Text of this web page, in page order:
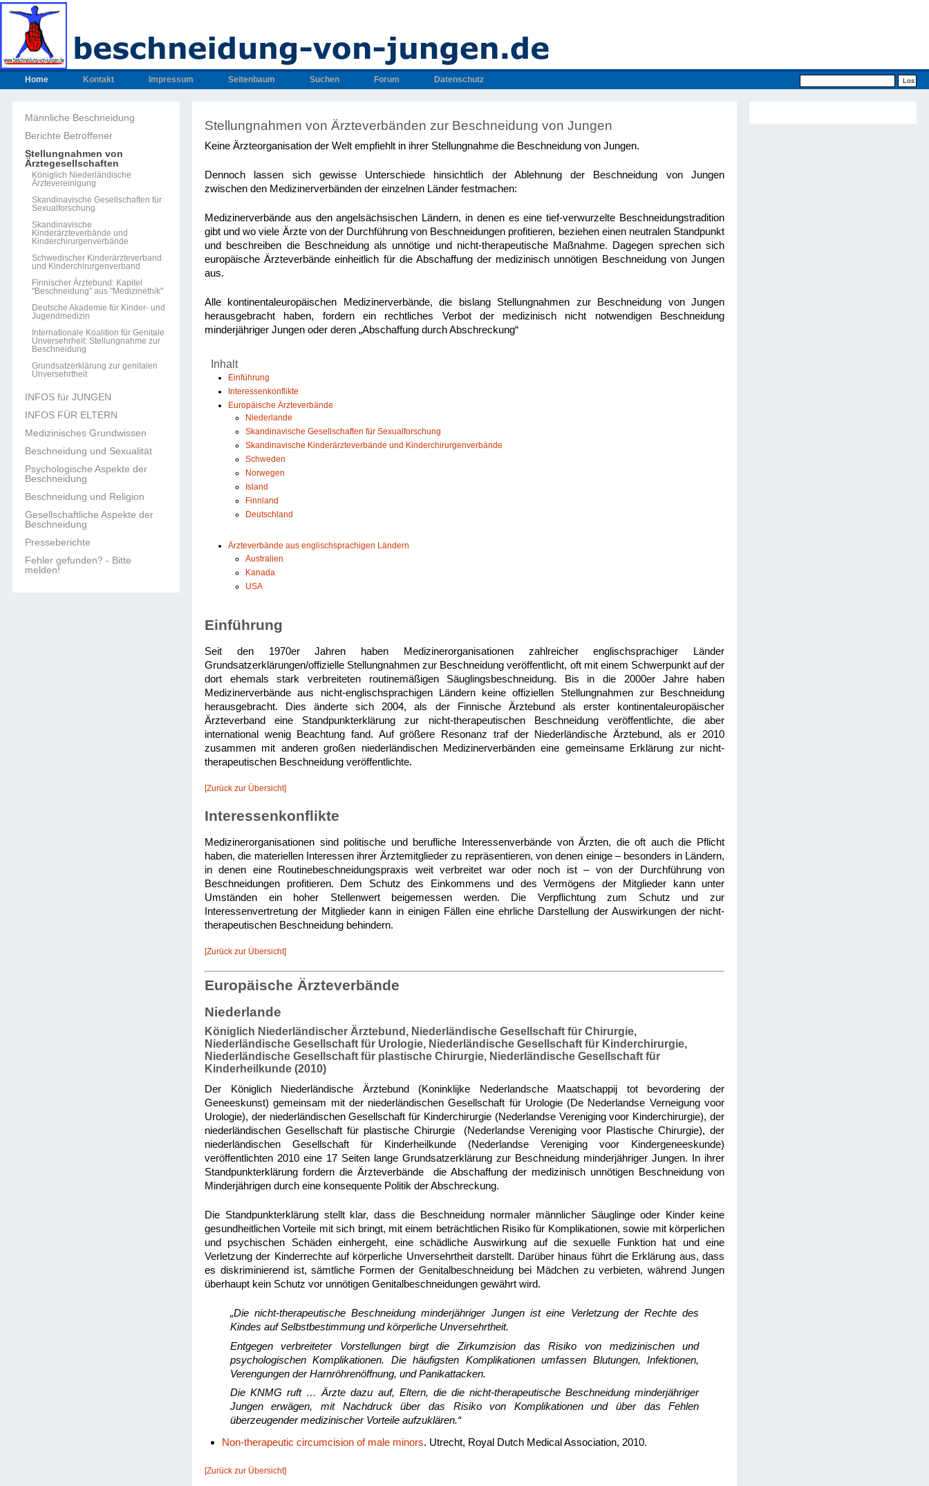
Home Kontakt Impressum Seitenbaum Suchen Forum Datenschutz
Männliche Beschneidung
Berichte Betroffener
Stellungnahmen von
Ärztegesellschaften
Königlich Niederländische
Ärztevereinigung
Skandinavische Gesellschaften für
Sexualforschung
Skandinavische
Kinderärzteverbände und
Kinderchirurgenverbände
Schwedischer Kinderärzteverband
und Kinderchirurgenverband
Finnischer Ärztebund: Kapitel
"Beschneidung" aus "Medizinethik"
Deutsche Akademie für Kinder- und
Jugendmedizin
Internationale Koalition für Genitale
Unversehrheit: Stellungnahme zur
Beschneidung
Grundsatzerklärung zur genitalen
Unversehrtheit
INFOS für JUNGEN
INFOS FÜR ELTERN
Medizinisches Grundwissen
Beschneidung und Sexualität
Psychologische Aspekte der
Beschneidung
Beschneidung und Religion
Gesellschaftliche Aspekte der
Beschneidung
Presseberichte
Fehler gefunden? - Bitte
melden!
Stellungnahmen von Ärzteverbänden zur Beschneidung von Jungen
Keine Ärzteorganisation der Welt empfiehlt in ihrer Stellungnahme die Beschneidung von Jungen.
Dennoch lassen sich gewisse Unterschiede hinsichtlich der Ablehnung der Beschneidung von Jungen
zwischen den Medizinerverbänden der einzelnen Länder festmachen:
Medizinerverbände aus den angelsächsischen Ländern, in denen es eine tief-verwurzelte Beschneidungstradition
gibt und wo viele Ärzte von der Durchführung von Beschneidungen profitieren, beziehen einen neutralen Standpunkt
und beschreiben die Beschneidung als unnötige und nicht-therapeutische Maßnahme. Dagegen sprechen sich
europäische Ärzteverbände einheitlich für die Abschaffung der medizinisch unnötigen Beschneidung von Jungen
aus.
Alle kontinentaleuropäischen Medizinerverbände, die bislang Stellungnahmen zur Beschneidung von Jungen
herausgebracht haben, fordern ein rechtliches Verbot der medizinisch nicht notwendigen Beschneidung
minderjähriger Jungen oder deren „Abschaffung durch Abschreckung“
Inhalt
Einführung
Interessenkonflikte
Europäische Ärzteverbände
Niederlande
Skandinavische Gesellschaften für Sexualforschung
Skandinavische Kinderärzteverbände und Kinderchirurgenverbände
Schweden
Norwegen
Island
Finnland
Deutschland
Ärzteverbände aus englischsprachigen Ländern
Australien
Kanada
USA
Einführung
Seit den 1970er Jahren haben Medizinerorganisationen zahlreicher englischsprachiger Länder
Grundsatzerklärungen/offizielle Stellungnahmen zur Beschneidung veröffentlicht, oft mit einem Schwerpunkt auf der
dort ehemals stark verbreiteten routinemäßigen Säuglingsbeschneidung. Bis in die 2000er Jahre haben
Medizinerverbände aus nicht-englischsprachigen Ländern keine offiziellen Stellungnahmen zur Beschneidung
herausgebracht. Dies änderte sich 2004, als der Finnische Ärztebund als erster kontinentaleuropäischer
Ärzteverband eine Standpunkterklärung zur nicht-therapeutischen Beschneidung veröffentlichte, die aber
international wenig Beachtung fand. Auf größere Resonanz traf der Niederländische Ärztebund, als er 2010
zusammen mit anderen großen niederländischen Medizinerverbänden eine gemeinsame Erklärung zur nicht-
therapeutischen Beschneidung veröffentlichte.
[Zurück zur Übersicht]
Interessenkonflikte
Medizinerorganisationen sind politische und berufliche Interessenverbände von Ärzten, die oft auch die Pflicht
haben, die materiellen Interessen ihrer Ärztemitglieder zu repräsentieren, von denen einige – besonders in Ländern,
in denen eine Routinebeschneidungspraxis weit verbreitet war oder noch ist – von der Durchführung von
Beschneidungen profitieren. Dem Schutz des Einkommens und des Vermögens der Mitglieder kann unter
Umständen ein hoher Stellenwert beigemessen werden. Die Verpflichtung zum Schutz und zur
Interessenvertretung der Mitglieder kann in einigen Fällen eine ehrliche Darstellung der Auswirkungen der nicht-
therapeutischen Beschneidung behindern.
[Zurück zur Übersicht]
Europäische Ärzteverbände
Niederlande
Königlich Niederländischer Ärztebund, Niederländische Gesellschaft für Chirurgie,
Niederländische Gesellschaft für Urologie, Niederländische Gesellschaft für Kinderchirurgie,
Niederländische Gesellschaft für plastische Chirurgie, Niederländische Gesellschaft für
Kinderheilkunde (2010)
Der Königlich Niederländische Ärztebund (Koninklijke Nederlandsche Maatschappij tot bevordering der
Geneeskunst) gemeinsam mit der niederländischen Gesellschaft für Urologie (De Nederlandse Verneigung voor
Urologie), der niederländischen Gesellschaft für Kinderchirurgie (Nederlandse Vereniging voor Kinderchirurgie), der
niederländischen Gesellschaft für plastische Chirurgie (Nederlandse Vereniging voor Plastische Chirurgie), der
niederländischen Gesellschaft für Kinderheilkunde (Nederlandse Vereniging voor Kindergeneeskunde)
veröffentlichten 2010 eine 17 Seiten lange Grundsatzerklärung zur Beschneidung minderjähriger Jungen. In ihrer
Standpunkterklärung fordern die Ärzteverbände die Abschaffung der medizinisch unnötigen Beschneidung von
Minderjährigen durch eine konsequente Politik der Abschreckung.
Die Standpunkterklärung stellt klar, dass die Beschneidung normaler männlicher Säuglinge oder Kinder keine
gesundheitlichen Vorteile mit sich bringt, mit einem beträchtlichen Risiko für Komplikationen, sowie mit körperlichen
und psychischen Schäden einhergeht, eine schädliche Auswirkung auf die sexuelle Funktion hat und eine
Verletzung der Kinderrechte auf körperliche Unversehrtheit darstellt. Darüber hinaus führt die Erklärung aus, dass
es diskriminierend ist, sämtliche Formen der Genitalbeschneidung bei Mädchen zu verbieten, während Jungen
überhaupt kein Schutz vor unnötigen Genitalbeschneidungen gewährt wird.
„Die nicht-therapeutische Beschneidung minderjähriger Jungen ist eine Verletzung der Rechte des
Kindes auf Selbstbestimmung und körperliche Unversehrtheit.
Entgegen verbreiteter Vorstellungen birgt die Zirkumzision das Risiko von medizinischen und
psychologischen Komplikationen. Die häufigsten Komplikationen umfassen Blutungen, Infektionen,
Verengungen der Harnröhrenöffnung, und Panikattacken.
Die KNMG ruft … Ärzte dazu auf, Eltern, die die nicht-therapeutische Beschneidung minderjähriger
Jungen erwägen, mit Nachdruck über das Risiko von Komplikationen und über das Fehlen
überzeugender medizinischer Vorteile aufzuklären.“
Non-therapeutic circumcision of male minors. Utrecht, Royal Dutch Medical Association, 2010.
[Zurück zur Übersicht]